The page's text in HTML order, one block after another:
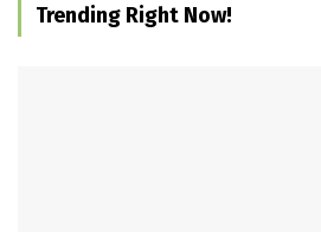
Trending Right Now!